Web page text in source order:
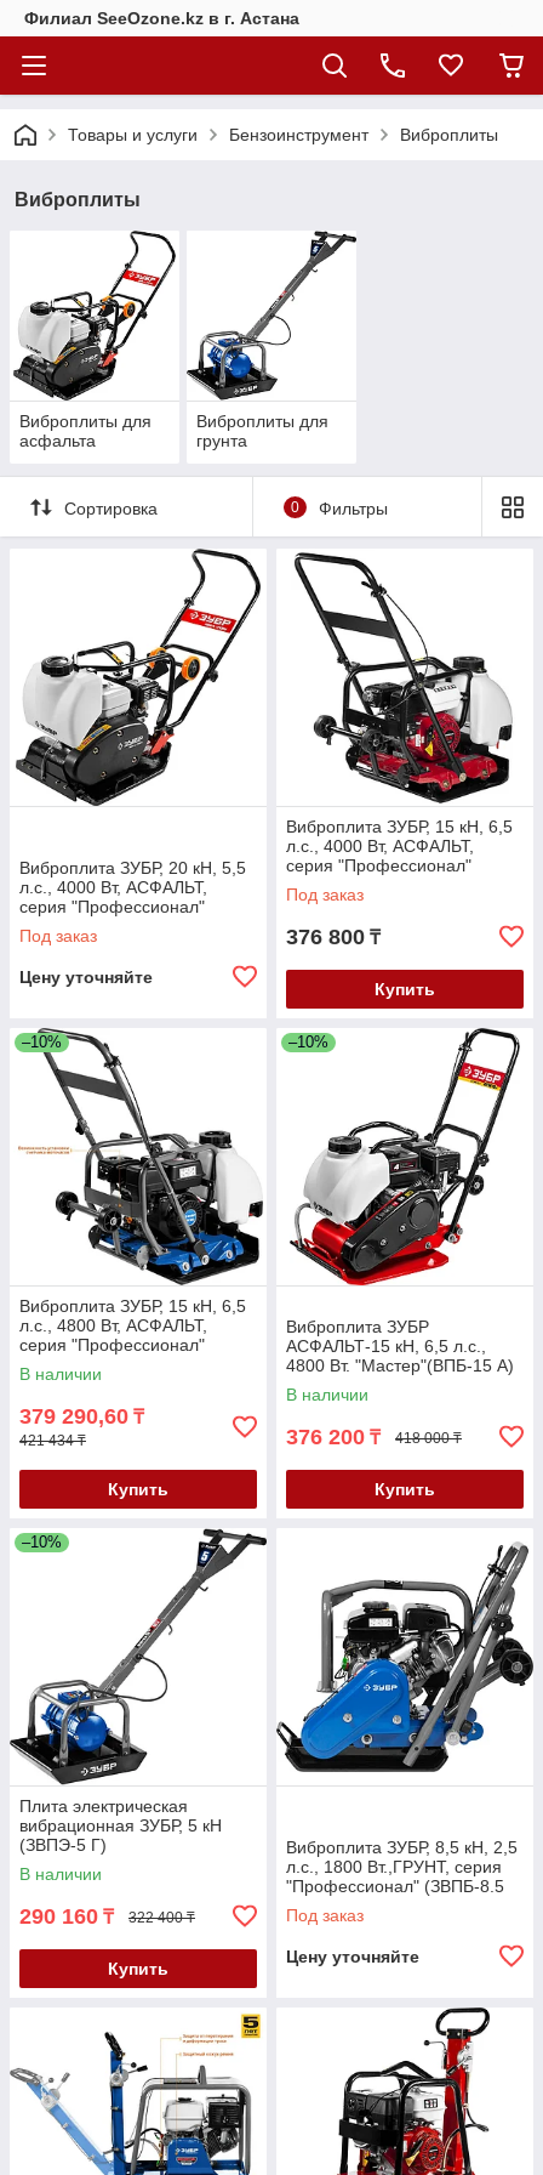
Филиал SeeOzone.kz в г. Астана
Товары и услуги Бензоинструмент Виброплиты
Виброплиты
Виброплиты для
асфальта
Виброплиты для
грунта
Сортировка 0 Фильтры
Виброплита ЗУБР, 20 кН, 5,5
л.с., 4000 Вт, АСФАЛЬТ,
серия "Профессионал"
(ЗВПБ-20 АХ)
Под заказ
Цену уточняйте
Виброплита ЗУБР, 15 кН, 6,5
л.с., 4000 Вт, АСФАЛЬТ,
серия "Профессионал"
(ЗВПБ-15 АХ)
Под заказ
376 800 ₸
Купить
–10%
Виброплита ЗУБР, 15 кН, 6,5
л.с., 4800 Вт, АСФАЛЬТ,
серия "Профессионал"
(ЗВПБ-15 А)
В наличии
379 290,60 ₸
421 434 ₸
Купить
–10%
Виброплита ЗУБР
АСФАЛЬТ-15 кН, 6,5 л.с.,
4800 Вт. "Мастер"(ВПБ-15 А)
В наличии
376 200 ₸ 418 000 ₸
Купить
–10%
Плита электрическая
вибрационная ЗУБР, 5 кН
(ЗВПЭ-5 Г)
В наличии
290 160 ₸ 322 400 ₸
Купить
Виброплита ЗУБР, 8,5 кН, 2,5
л.с., 1800 Вт.,ГРУНТ, серия
"Профессионал" (ЗВПБ-8.5
Г)
Под заказ
Цену уточняйте